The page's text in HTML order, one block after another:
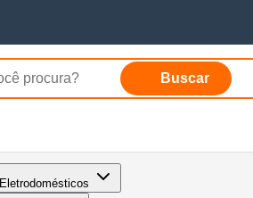
Buscar
Eletrodomésticos